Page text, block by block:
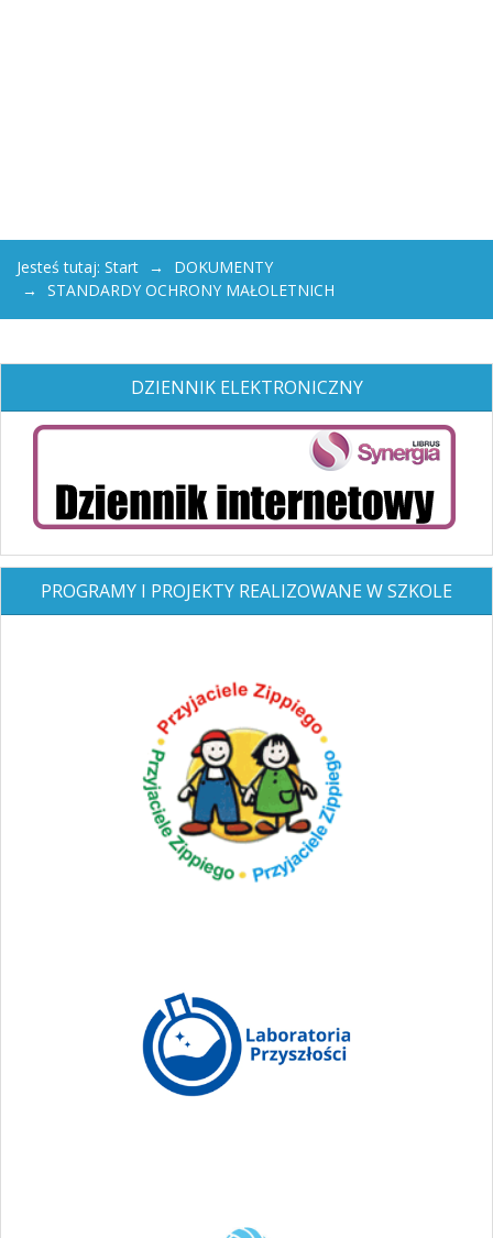
Jesteś tutaj: Start
DOKUMENTY
STANDARDY OCHRONY MAŁOLETNICH
DZIENNIK ELEKTRONICZNY
PROGRAMY I PROJEKTY REALIZOWANE W SZKOLE